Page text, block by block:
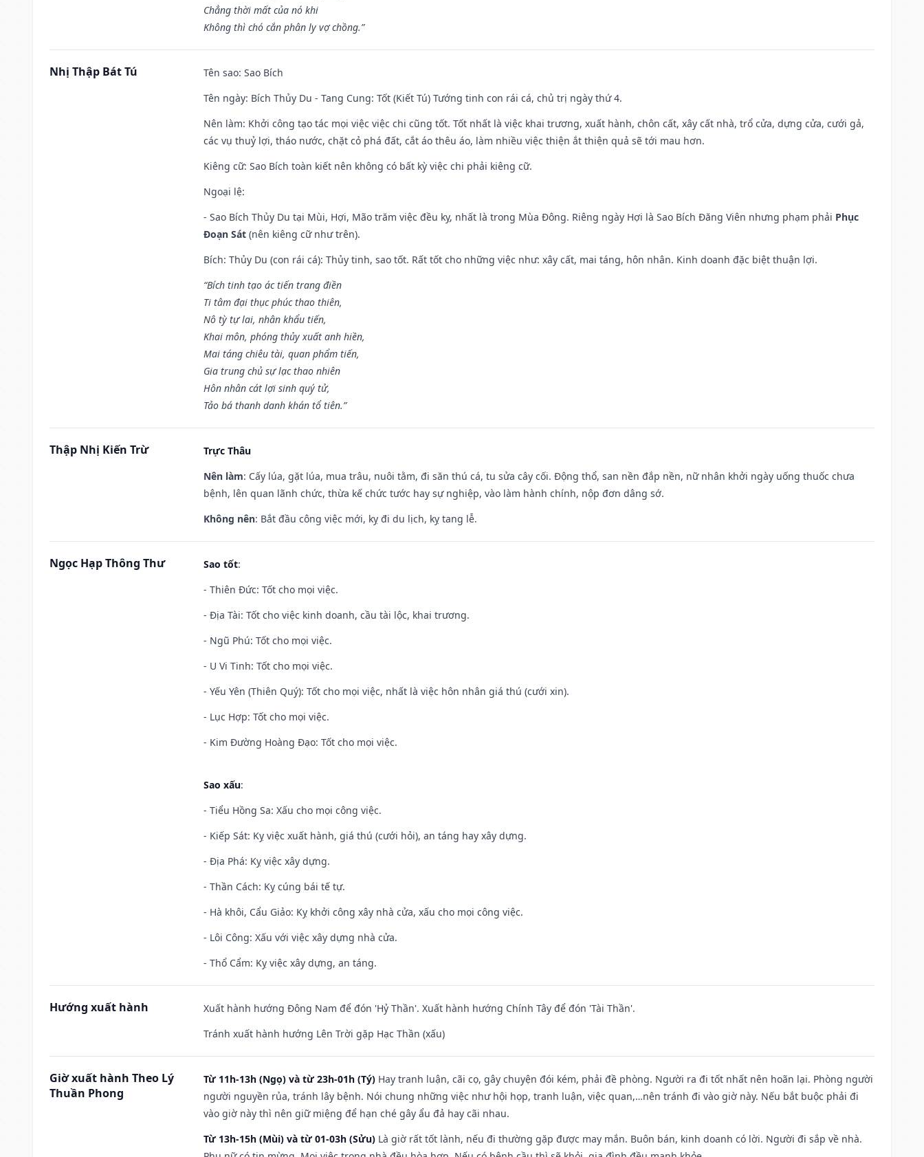
Chẳng thời mất của nó khi
Không thì chó cắn phân ly vợ chồng.”
Nhị Thập Bát Tú Tên sao: Sao Bích
Tên ngày: Bích Thủy Du - Tang Cung: Tốt (Kiết Tú) Tướng tinh con rái cá, chủ trị ngày thứ 4.
Nên làm: Khởi công tạo tác mọi việc việc chi cũng tốt. Tốt nhất là việc khai trương, xuất hành, chôn cất, xây cất nhà, trổ cửa, dựng cửa, cưới gả,
các vụ thuỷ lợi, tháo nước, chặt cỏ phá đất, cắt áo thêu áo, làm nhiều việc thiện ắt thiện quả sẽ tới mau hơn.
Kiêng cữ: Sao Bích toàn kiết nên không có bất kỳ việc chi phải kiêng cữ.
Ngoại lệ:
- Sao Bích Thủy Du tại Mùi, Hợi, Mão trăm việc đều kỵ, nhất là trong Mùa Đông. Riêng ngày Hợi là Sao Bích Đăng Viên nhưng phạm phải Phục
Đoạn Sát (nên kiêng cữ như trên).
Bích: Thủy Du (con rái cá): Thủy tinh, sao tốt. Rất tốt cho những việc như: xây cất, mai táng, hôn nhân. Kinh doanh đặc biệt thuận lợi.
“Bích tinh tạo ác tiến trang điền
Ti tâm đại thục phúc thao thiên,
Nô tỳ tự lai, nhân khẩu tiến,
Khai môn, phóng thủy xuất anh hiền,
Mai táng chiêu tài, quan phẩm tiến,
Gia trung chủ sự lạc thao nhiên
Hôn nhân cát lợi sinh quý tử,
Tảo bá thanh danh khán tổ tiên.”
Thập Nhị Kiến Trừ
Trực Thâu
Nên làm: Cấy lúa, gặt lúa, mua trâu, nuôi tằm, đi săn thú cá, tu sửa cây cối. Động thổ, san nền đắp nền, nữ nhân khởi ngày uống thuốc chưa
bệnh, lên quan lãnh chức, thừa kế chức tước hay sự nghiệp, vào làm hành chính, nộp đơn dâng sớ.
Không nên: Bắt đầu công việc mới, kỵ đi du lịch, kỵ tang lễ.
Ngọc Hạp Thông Thư Sao tốt:
- Thiên Đức: Tốt cho mọi việc.
- Địa Tài: Tốt cho việc kinh doanh, cầu tài lộc, khai trương.
- Ngũ Phú: Tốt cho mọi việc.
- U Vi Tinh: Tốt cho mọi việc.
- Yếu Yên (Thiên Quý): Tốt cho mọi việc, nhất là việc hôn nhân giá thú (cưới xin).
- Lục Hợp: Tốt cho mọi việc.
- Kim Đường Hoàng Đạo: Tốt cho mọi việc.
Sao xấu:
- Tiểu Hồng Sa: Xấu cho mọi công việc.
- Kiếp Sát: Kỵ việc xuất hành, giá thú (cưới hỏi), an táng hay xây dựng.
- Địa Phá: Kỵ việc xây dựng.
- Thần Cách: Kỵ cúng bái tế tự.
- Hà khôi, Cẩu Giảo: Kỵ khởi công xây nhà cửa, xấu cho mọi công việc.
- Lôi Công: Xấu với việc xây dựng nhà cửa.
- Thổ Cẩm: Kỵ việc xây dựng, an táng.
Hướng xuất hành
Xuất hành hướng Đông Nam để đón 'Hỷ Thần'. Xuất hành hướng Chính Tây để đón 'Tài Thần'.
Tránh xuất hành hướng Lên Trời gặp Hạc Thần (xấu)
Giờ xuất hành Theo Lý
Thuần Phong
Từ 11h-13h (Ngọ) và từ 23h-01h (Tý) Hay tranh luận, cãi cọ, gây chuyện đói kém, phải đề phòng. Người ra đi tốt nhất nên hoãn lại. Phòng người
người nguyền rủa, tránh lây bệnh. Nói chung những việc như hội họp, tranh luận, việc quan,…nên tránh đi vào giờ này. Nếu bắt buộc phải đi
vào giờ này thì nên giữ miệng để hạn ché gây ẩu đả hay cãi nhau.
Từ 13h-15h (Mùi) và từ 01-03h (Sửu) Là giờ rất tốt lành, nếu đi thường gặp được may mắn. Buôn bán, kinh doanh có lời. Người đi sắp về nhà.